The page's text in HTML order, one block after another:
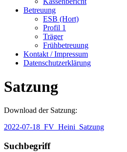
Betreuung
ESB (Hort)
Profil 1
Träger
Frühbetreuung
Kontakt / Impressum
Datenschutzerklärung
Satzung
Download der Satzung:
2022-07-18_FV_Heini_Satzung
Suchbegriff